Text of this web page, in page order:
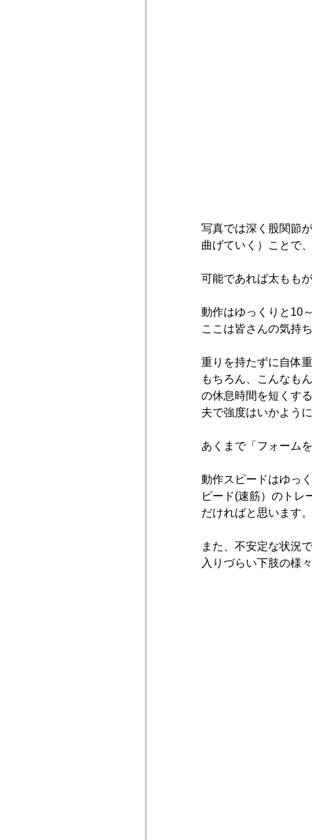
写真では深く股関節
曲げていく）ことで
可能であれば太もも
動作はゆっくりと10
ここは皆さんの気持
重りを持たずに自体
もちろん、こんなも
の休息時間を短くす
夫で強度はいかよう
あくまで「フォーム
動作スピードはゆっ
ピード(速筋）のトレ
だければと思います。
また、不安定な状況
入りづらい下肢の様